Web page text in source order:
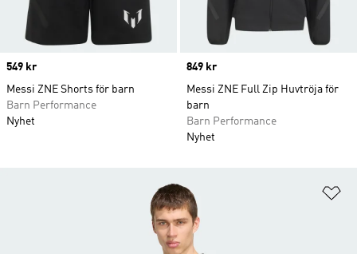
Price
549 kr
Messi ZNE Shorts för barn
Barn Performance
Nyhet
Price
849 kr
Messi ZNE Full Zip Huvtröja för
barn
Barn Performance
Nyhet